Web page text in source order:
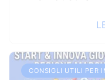
CONSIGLI UTILI PER